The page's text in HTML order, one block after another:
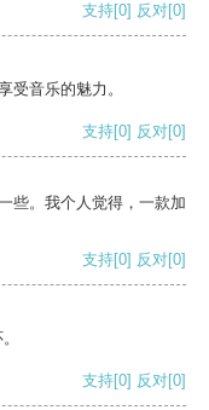
支持[0] 反对[0]
受音乐的魅力。
支持[0] 反对[0]
些。我个人觉得，一款加
支持[0] 反对[0]
支持[0] 反对[0]